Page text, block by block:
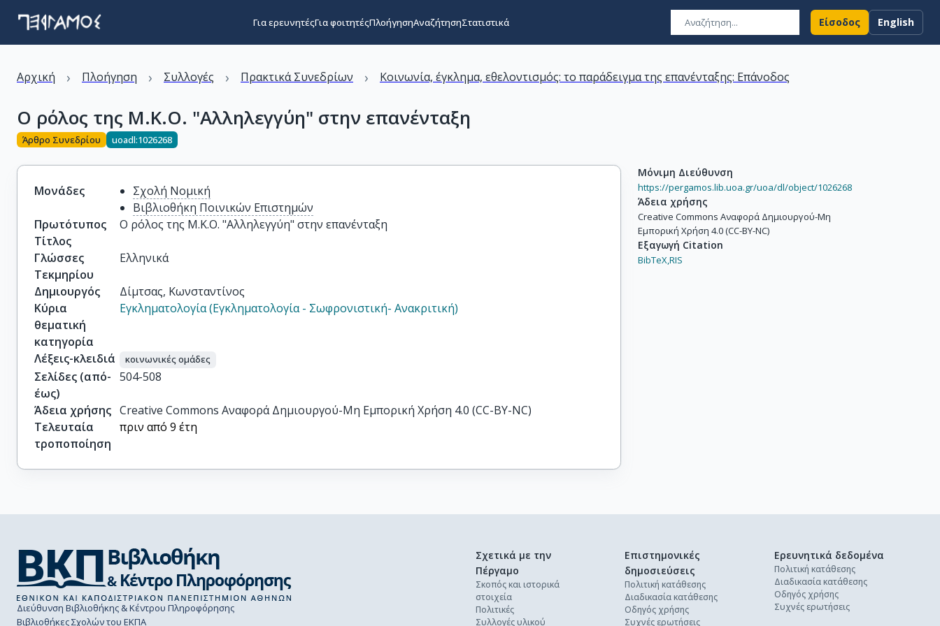
Για ερευνητέςΓια φοιτητέςΠλοήγησηΑναζήτησηΣτατιστικά Είσοδος English
Αρχική › Πλοήγηση › Συλλογές › Πρακτικά Συνεδρίων › Κοινωνία, έγκλημα, εθελοντισμός: το παράδειγμα της επανένταξης: Επάνοδος
Ο ρόλος της Μ.Κ.Ο. "Αλληλεγγύη" στην επανένταξη
Άρθρο Συνεδρίου uoadl:1026268
Μονάδες
Σχολή Νομική
Βιβλιοθήκη Ποινικών Επιστημών
Πρωτότυπος
Τίτλος
Ο ρόλος της Μ.Κ.Ο. "Αλληλεγγύη" στην επανένταξη
Γλώσσες
Τεκμηρίου
Ελληνικά
Δημιουργός
Δίμτσας, Κωνσταντίνος
Κύρια
θεματική
κατηγορία
Εγκληματολογία (Εγκληματολογία - Σωφρονιστική- Aνακριτική)
Λέξεις-κλειδιά κοινωνικές ομάδες
Σελίδες (από-
έως)
504-508
Άδεια χρήσης Creative Commons Αναφορά Δημιουργού-Μη Εμπορική Χρήση 4.0 (CC-BY-NC)
Τελευταία
τροποποίηση
πριν από 9 έτη
Μόνιμη Διεύθυνση
https://pergamos.lib.uoa.gr/uoa/dl/object/1026268
Άδεια χρήσης
Creative Commons Αναφορά Δημιουργού-Μη
Εμπορική Χρήση 4.0 (CC-BY-NC)
Εξαγωγή Citation
BibTeX,RIS
Διεύθυνση Βιβλιοθήκης & Κέντρου Πληροφόρησης
Βιβλιοθήκες Σχολών του ΕΚΠΑ
Σχετικά με την
Πέργαμο
Σκοπός και ιστορικά
στοιχεία
Πολιτικές
Συλλογές υλικού
Επιστημονικές
δημοσιεύσεις
Πολιτική κατάθεσης
Διαδικασία κατάθεσης
Οδηγός χρήσης
Συχνές ερωτήσεις
Ερευνητικά δεδομένα
Πολιτική κατάθεσης
Διαδικασία κατάθεσης
Οδηγός χρήσης
Συχνές ερωτήσεις